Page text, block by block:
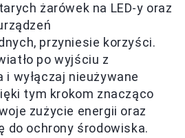
żarówek na LED-y oraz
przyniesie korzyści.
po wyjściu z
i wyłączaj nieużywane
tym krokom znacząco
zużycie energii oraz
do ochrony środowiska.